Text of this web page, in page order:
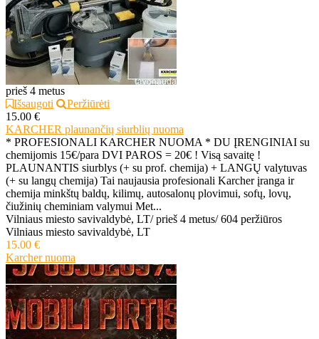
prieš 4 metus
Išsaugoti
Peržiūrėti
15.00 €
KARCHER plaunančių siurblių nuoma
* PROFESIONALI KARCHER NUOMA * DU ĮRENGINIAI su
chemijomis 15€/para DVI PAROS = 20€ ! Visą savaitę !
PLAUNANTIS siurblys (+ su prof. chemija) + LANGŲ valytuvas
(+ su langų chemija) Tai naujausia profesionali Karcher įranga ir
chemija minkštų baldų, kilimų, autosalonų plovimui, sofų, lovų,
čiužinių cheminiam valymui Met...
Vilniaus miesto savivaldybė, LT/ prieš 4 metus/ 604 peržiūros
Vilniaus miesto savivaldybė, LT
15.00 €
Karcher nuoma